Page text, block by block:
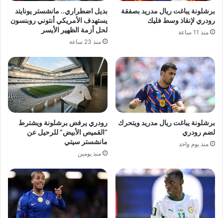
برشلونة يباغت ريال مدريد بصفقة
رودري لإنقاذ وسط فليك
منذ 11 ساعة
بديل اضطراري.. مانشستر يونايتد
يستهدف الأمريكي أنتوني روبنسون
لحل أزمة الظهير الأيسر
منذ 23 ساعة
برشلونة يباغت ريال مدريد ويتحرك
لضم رودري
منذ يوم واحد
رودري يرفض برشلونة ويشترط
“القميص الأبيض” للرحيل عن
مانشستر سيتي
منذ يومين